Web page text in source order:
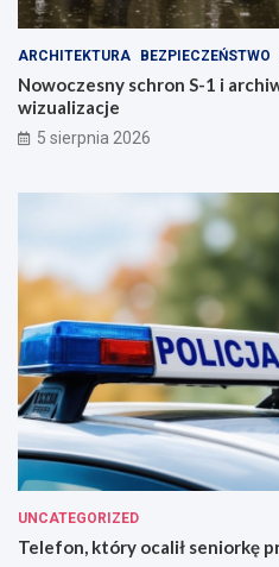
i
s
t
o
!
o
e
z
d
r
i
ARCHITEKTURA BEZPIECZEŃSTWO
Nowoczesny schron S-1 i
wizualizacje
5 sierpnia 2026
UNCATEGORIZED
Telefon, który ocalił seniorkę